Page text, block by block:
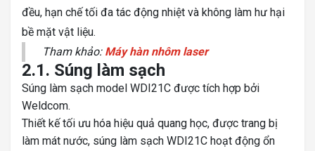
đều, hạn chế tối đa tác động nhiệt và không làm hư hại
bề mặt vật liệu.
Tham khảo: Máy hàn nhôm laser
2.1. Súng làm sạch
Súng làm sạch model WDI21C được tích hợp bởi
Weldcom.
Thiết kế tối ưu hóa hiệu quả quang học, được trang bị
làm mát nước, súng làm sạch WDI21C hoạt động ổn